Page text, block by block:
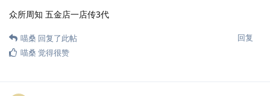
众所周知 五金店一店传3代
回复
喵桑 回复了此帖
喵桑 觉得很赞